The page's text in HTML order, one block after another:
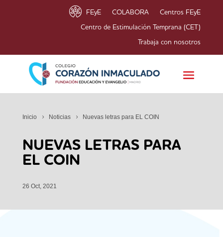
FEyE COLABORA Centros FEyE
Centro de Estimulación Temprana (CET)
Trabaja con nosotros
Inicio Noticias Nuevas letras para EL COIN
NUEVAS LETRAS PARA
EL COIN
26 Oct, 2021